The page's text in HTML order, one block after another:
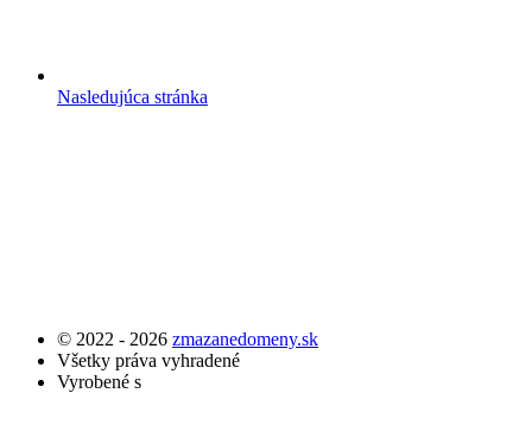
Nasledujúca stránka
© 2022 - 2026 zmazanedomeny.sk
Všetky práva vyhradené
Vyrobené s